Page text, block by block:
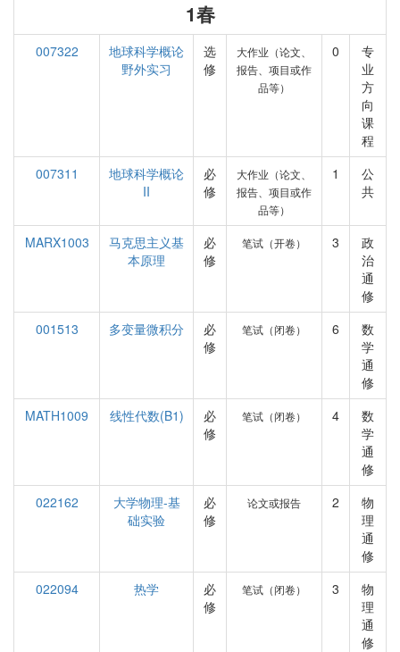
1春
007322
地球科学概论
野外实习
选
修
大作业（论文、
报告、项目或作
品等）
0
专
业
方
向
课
程
007311
地球科学概论
II
必
修
大作业（论文、
报告、项目或作
品等）
1
公
共
MARX1003
马克思主义基
本原理
必
修
笔试（开卷） 3
政
治
通
修
001513
多变量微积分
必
修
笔试（闭卷） 6
数
学
通
修
MATH1009
线性代数(B1)
必
修
笔试（闭卷） 4
数
学
通
修
022162
大学物理-基
础实验
必
修
论文或报告 2
物
理
通
修
022094
热学
必
修
笔试（闭卷） 3
物
理
通
修